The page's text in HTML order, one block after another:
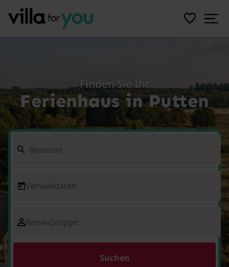
Finden Sie Ihr
Ferienhaus in Putten
Verweildaten
Reise-Gruppe
Suchen